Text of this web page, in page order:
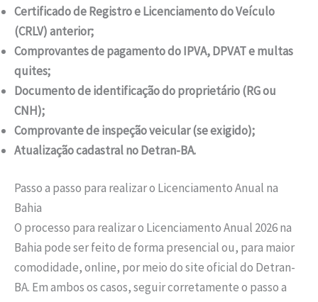
Certificado de Registro e Licenciamento do Veículo
(CRLV) anterior;
Comprovantes de pagamento do IPVA, DPVAT e multas
quites;
Documento de identificação do proprietário (RG ou
CNH);
Comprovante de inspeção veicular (se exigido);
Atualização cadastral no Detran-BA.
Passo a passo para realizar o Licenciamento Anual na
Bahia
O processo para realizar o Licenciamento Anual 2026 na
Bahia pode ser feito de forma presencial ou, para maior
comodidade, online, por meio do site oficial do Detran-
BA. Em ambos os casos, seguir corretamente o passo a